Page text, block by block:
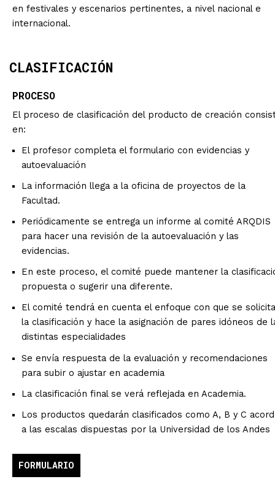
en festivales y escenarios pertinentes, a nivel nacional e
internacional.
CLASIFICACIÓN
PROCESO
El proceso de clasificación del producto de creación
en:
El profesor completa el formulario con evidencias y
autoevaluación
La información llega a la oficina de proyectos de la
Facultad.
Periódicamente se entrega un informe al comité ARQDIS
para hacer una revisión de la autoevaluación y las
evidencias.
En este proceso, el comité puede mantener la
propuesta o sugerir una diferente.
El comité tendrá en cuenta el enfoque con que se solicita
la clasificación y hace la asignación de pares idóneos de
distintas especialidades
Se envía respuesta de la evaluación y recomendaciones
para subir o ajustar en academia
La clasificación final se verá reflejada en Academia.
Los productos quedarán clasificados como A, B y C
a las escalas dispuestas por la Universidad de los Andes
FORMULARIO